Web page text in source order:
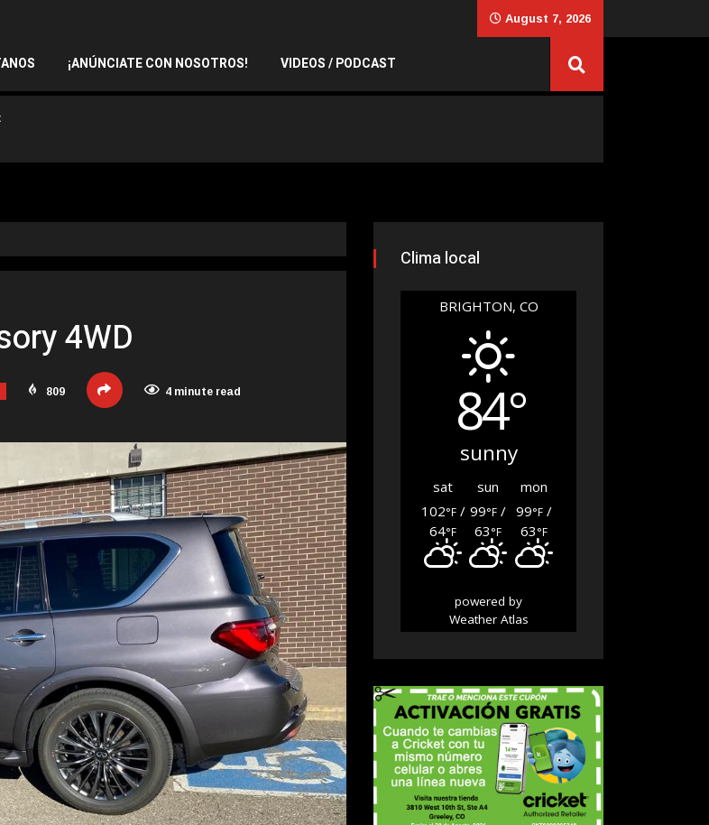
August 7, 2026
¡ANÚNCIATE CON NOSOTROS! VIDEOS / PODCAST
4WD
809 4 minute read
Clima local
BRIGHTON, CO
84°
sunny
sat sun
mon
102°F/
64°F
99°F /
63°F
99°F/
63°F
powered by
Weather Atlas